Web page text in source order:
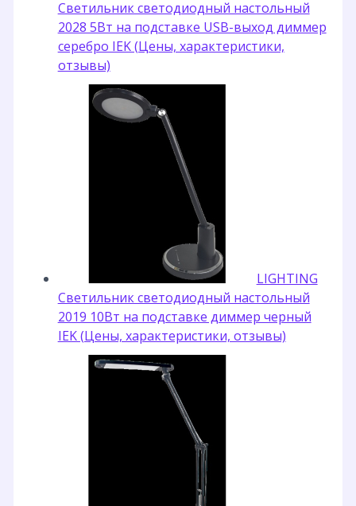
Светильник светодиодный настольный
2028 5Вт на подставке USB-выход диммер
серебро IEK (Цены, характеристики,
отзывы)
LIGHTING
Светильник светодиодный настольный
2019 10Вт на подставке диммер черный
IEK (Цены, характеристики, отзывы)